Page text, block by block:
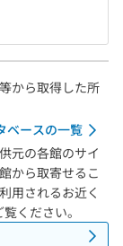
から取得した所
ベースの一覧
元の各館のサイ
から取寄せるこ
用されるお近く
ください。